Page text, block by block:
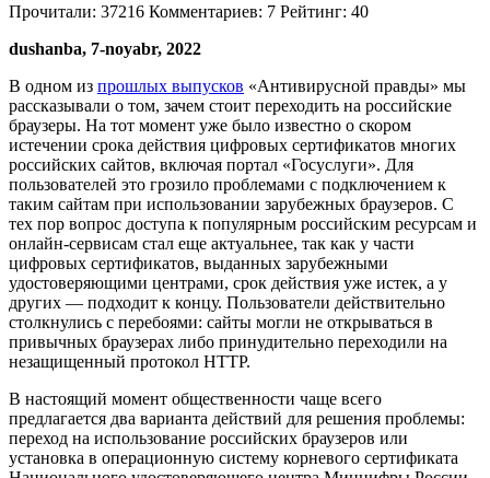
Прочитали: 37216 Комментариев: 7 Рейтинг: 40
dushanba, 7-noyabr, 2022
В одном из прошлых выпусков «Антивирусной правды» мы
рассказывали о том, зачем стоит переходить на российские
браузеры. На тот момент уже было известно о скором
истечении срока действия цифровых сертификатов многих
российских сайтов, включая портал «Госуслуги». Для
пользователей это грозило проблемами с подключением к
таким сайтам при использовании зарубежных браузеров. С
тех пор вопрос доступа к популярным российским ресурсам и
онлайн-сервисам стал еще актуальнее, так как у части
цифровых сертификатов, выданных зарубежными
удостоверяющими центрами, срок действия уже истек, а у
других — подходит к концу. Пользователи действительно
столкнулись с перебоями: сайты могли не открываться в
привычных браузерах либо принудительно переходили на
незащищенный протокол HTTP.
В настоящий момент общественности чаще всего
предлагается два варианта действий для решения проблемы:
переход на использование российских браузеров или
установка в операционную систему корневого сертификата